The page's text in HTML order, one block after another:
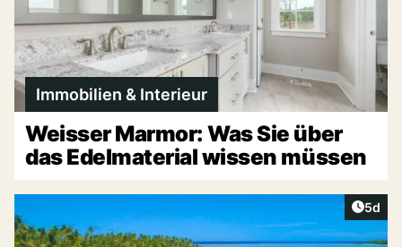
Immobilien & Interieur
Weisser Marmor: Was Sie über
das Edelmaterial wissen müssen
5d